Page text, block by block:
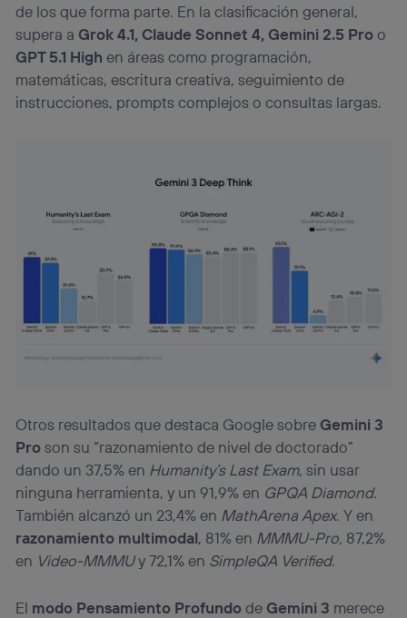
de los que forma parte. En la clasificación general,
supera a Grok 4.1, Claude Sonnet 4, Gemini 2.5 Proo
GPT 5.1 High en áreas como programación,
matemáticas, escritura creativa, seguimiento de
instrucciones, prompts complejos o consultas largas.
Otros resultados que destaca Google sobre Gemini 3
Proson su “razonamiento de nivel de doctorado”
dando un 37,5% en Humanity’s Last Exam, sin usar
ninguna herramienta, y un 91,9% en GPQA Diamond.
También alcanzó un 23,4% en MathArena Apex. Y en
razonamiento multimodal, 81% en MMMU-Pro, 87,2%
en Video-MMMUy 72,1% en SimpleQA Verified.
El modo Pensamiento Profundode Gemini 3 merece